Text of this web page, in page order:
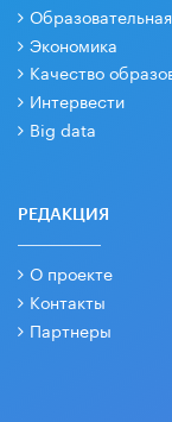
Экономика
Качество
Интервести
Big data
РЕДАКЦИЯ
О проекте
Контакты
Партнеры